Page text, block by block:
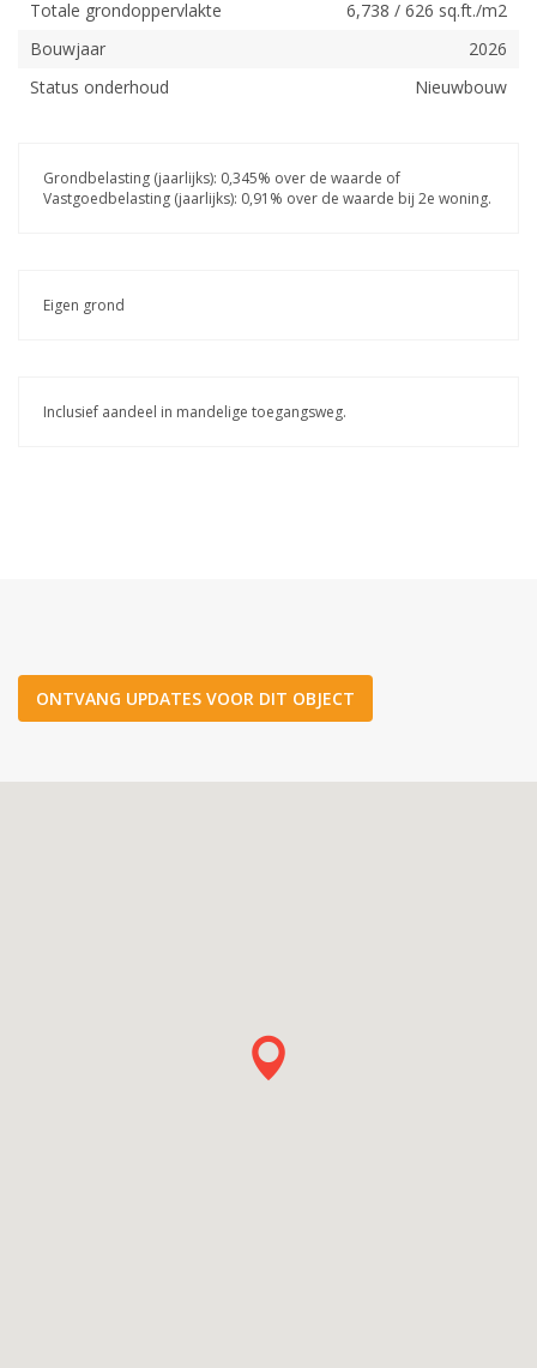
Totale grondoppervlakte
6,738 / 626 sq.ft./m2
Bouwjaar
2026
Status onderhoud
Nieuwbouw
Grondbelasting (jaarlijks): 0,345% over de waarde of
Vastgoedbelasting (jaarlijks): 0,91% over de waarde bij 2e woning.
Eigen grond
Inclusief aandeel in mandelige toegangsweg.
ONTVANG UPDATES VOOR DIT OBJECT